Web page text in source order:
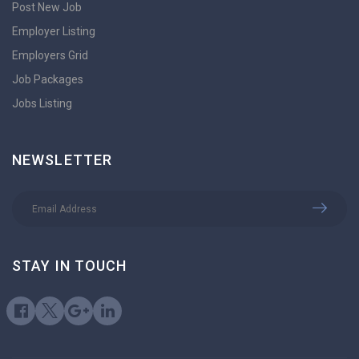
Post New Job
Employer Listing
Employers Grid
Job Packages
Jobs Listing
NEWSLETTER
STAY IN TOUCH